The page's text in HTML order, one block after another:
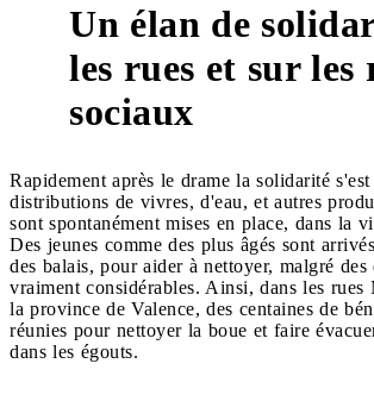
Un élan de
les rues et sur les
sociaux
Rapidement après le drame la solidarité
distributions de vivres, d'eau, et autres
sont spontanément mises en place, dans la
Des jeunes comme des plus âgés sont
des balais, pour aider à nettoyer, malgré des
vraiment considérables. Ainsi, dans les rues
la province de Valence, des centaines de
réunies pour nettoyer la boue et faire
dans les égouts.